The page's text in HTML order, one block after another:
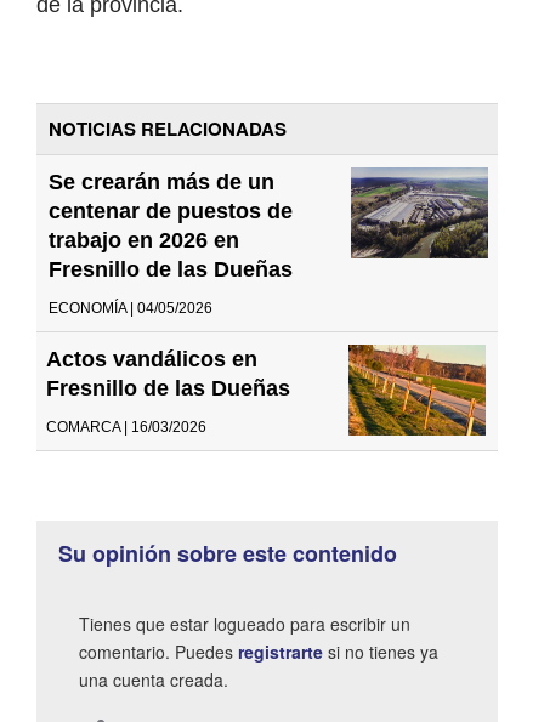
NOTICIAS RELACIONADAS
Se crearán más de un
centenar de puestos de
trabajo en 2026 en
Fresnillo de las Dueñas
ECONOMÍA | 04/05/2026
Actos vandálicos en
Fresnillo de las Dueñas
COMARCA | 16/03/2026
Su opinión sobre este contenido
Tienes que estar logueado para escribir un
comentario. Puedes registrarte si no tienes ya
una cuenta creada.